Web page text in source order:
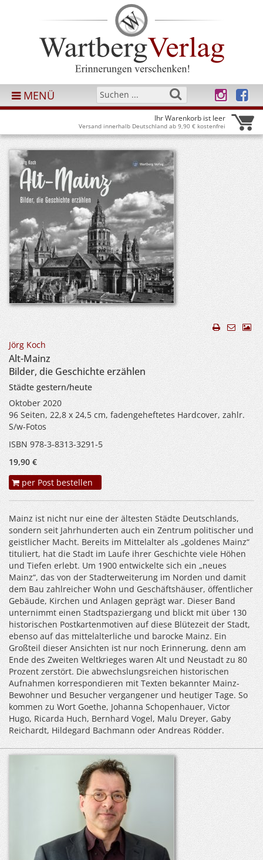
MENÜ
Ihr Warenkorb ist leer
Versand innerhalb Deutschland ab 9,90 € kostenfrei
Jörg Koch
Alt-Mainz
Bilder, die Geschichte erzählen
Städte gestern/heute
Oktober 2020
96 Seiten, 22,8 x 24,5 cm, fadengeheftetes Hardcover, zahlr.
S/w-Fotos
ISBN 978-3-8313-3291-5
19,90 €
per Post bestellen
Mainz ist nicht nur eine der ältesten Städte Deutschlands,
sondern seit Jahrhunderten auch ein Zentrum politischer und
geistlicher Macht. Bereits im Mittelalter als „goldenes Mainz“
tituliert, hat die Stadt im Laufe ihrer Geschichte viele Höhen
und Tiefen erlebt. Um 1900 entwickelte sich ein „neues
Mainz“, das von der Stadterweiterung im Norden und damit
dem Bau zahlreicher Wohn­ und Geschäftshäuser, öffentlicher
Gebäude, Kirchen und Anlagen geprägt war. Dieser Band
unternimmt einen Stadtspaziergang und blickt mit über 130
historischen Postkartenmotiven auf diese Blütezeit der Stadt,
ebenso auf das mittelalterliche und barocke Mainz. Ein
Großteil dieser Ansichten ist nur noch Erinnerung, denn am
Ende des Zweiten Weltkrieges waren Alt­ und Neustadt zu 80
Prozent zerstört. Die abwechslungsreichen historischen
Aufnahmen korrespondieren mit Texten bekannter Mainz­
Bewohner und ­Besucher vergangener und heutiger Tage. So
kommen zu Wort Goethe, Johanna Schopenhauer, Victor
Hugo, Ricarda Huch, Bernhard Vogel, Malu Dreyer, Gaby
Reichardt, Hildegard Bachmann oder Andreas Rödder.